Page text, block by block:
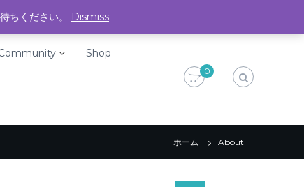
a
o
k
n
t
a
Shop
0
ホーム About
ちください。 Dismiss